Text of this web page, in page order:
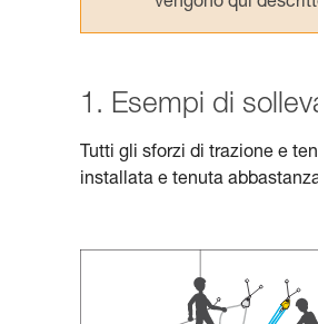
1. Esempi di
Tutti gli sforzi di trazione e
installata e tenuta